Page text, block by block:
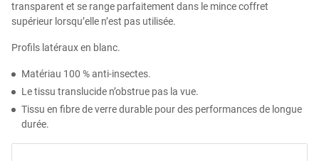
transparent et se range parfaitement dans le mince coffret
supérieur lorsqu’elle n’est pas utilisée.
Profils latéraux en blanc.
Matériau 100 % anti-insectes.
Le tissu translucide n’obstrue pas la vue.
Tissu en fibre de verre durable pour des performances de longue
durée.